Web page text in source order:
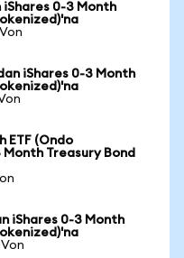
iShares 0-3 Month
iShares 0-3 Month
ETF (Ondo
Treasury Bond
iShares 0-3 Month